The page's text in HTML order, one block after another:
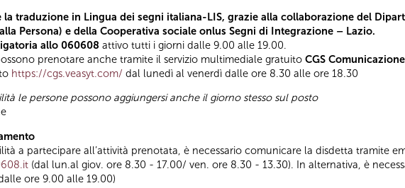
la traduzione in Lingua dei segni italiana-LIS, grazie alla collaborazione del
Persona) e della Cooperativa sociale onlus Segni di Integrazione – Lazio.
allo 060608 attivo tutti i giorni dalle 9.00 alle 19.00.
prenotare anche tramite il servizio multimediale gratuito CGS
https://cgs.veasyt.com/ dal lunedì al venerdì dalle ore 8.30 alle ore 18.30
le persone possono aggiungersi anche il giorno stesso sul posto
a partecipare all’attività prenotata, è necessario comunicare la disdetta tramite
(dal lun.al giov. ore 8.30 - 17.00/ ven. ore 8.30 - 13.30). In alternativa, è
ore 9.00 alle 19.00)